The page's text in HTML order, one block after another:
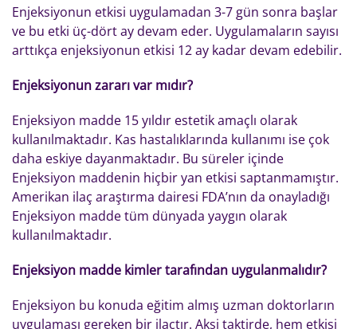
Enjeksiyonun etkisi uygulamadan 3-7 gün sonra başlar
ve bu etki üç-dört ay devam eder. Uygulamaların sayısı
arttıkça enjeksiyonun etkisi 12 ay kadar devam edebilir.
Enjeksiyonun zararı var mıdır?
Enjeksiyon madde 15 yıldır estetik amaçlı olarak
kullanılmaktadır. Kas hastalıklarında kullanımı ise çok
daha eskiye dayanmaktadır. Bu süreler içinde
Enjeksiyon maddenin hiçbir yan etkisi saptanmamıştır.
Amerikan ilaç araştırma dairesi FDA’nın da onayladığı
Enjeksiyon madde tüm dünyada yaygın olarak
kullanılmaktadır.
Enjeksiyon madde kimler tarafından uygulanmalıdır?
Enjeksiyon bu konuda eğitim almış uzman doktorların
uygulaması gereken bir ilaçtır. Aksi taktirde, hem etkisi